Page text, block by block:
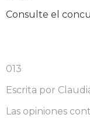
Consulte el
013
Escrita por
Las opiniones